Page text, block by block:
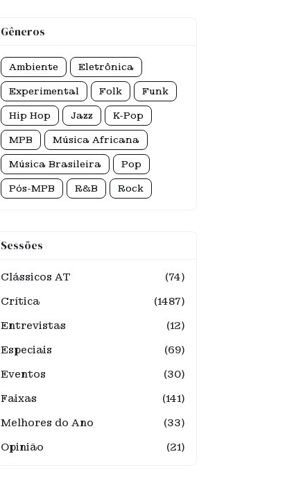
Gêneros
Ambiente Eletrônica
Experimental Folk Funk
Hip Hop Jazz K-Pop
MPB Música Africana
Música Brasileira Pop
Pós-MPB R&B Rock
Sessões
Clássicos AT
(74)
Crítica
(1487)
Entrevistas
(12)
Especiais
(69)
Eventos
(30)
Faixas
(141)
Melhores do Ano
(33)
Opinião
(21)